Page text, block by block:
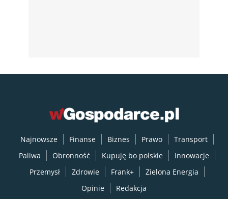
Najnowsze Finanse Biznes Prawo
Transport
Paliwa
Obronność Kupuję bo polskie
Innowacje
Przemysł
Zdrowie Frank+
Zielona Energia
Opinie
Redakcja